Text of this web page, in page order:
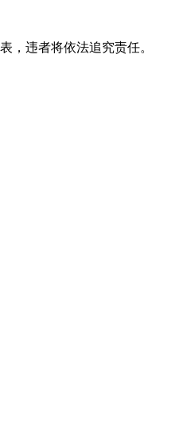
，违者将依法追究责任。